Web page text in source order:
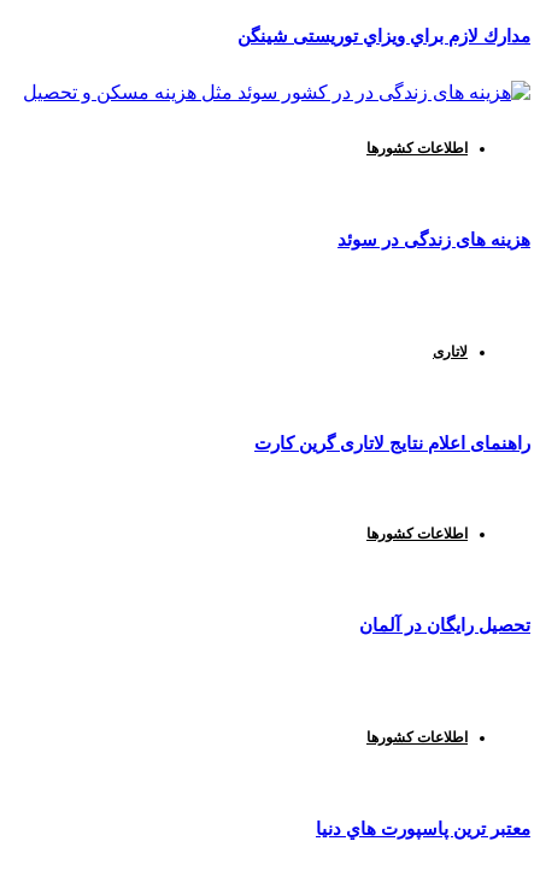
مدارك لازم براي ويزاي توریستی شینگن
اطلاعات کشورها
هزینه های زندگی در سوئد
لاتاری
راهنمای اعلام نتایج لاتاری گرین کارت
اطلاعات کشورها
تحصیل رایگان در آلمان
اطلاعات کشورها
معتبر ترين پاسپورت هاي دنيا